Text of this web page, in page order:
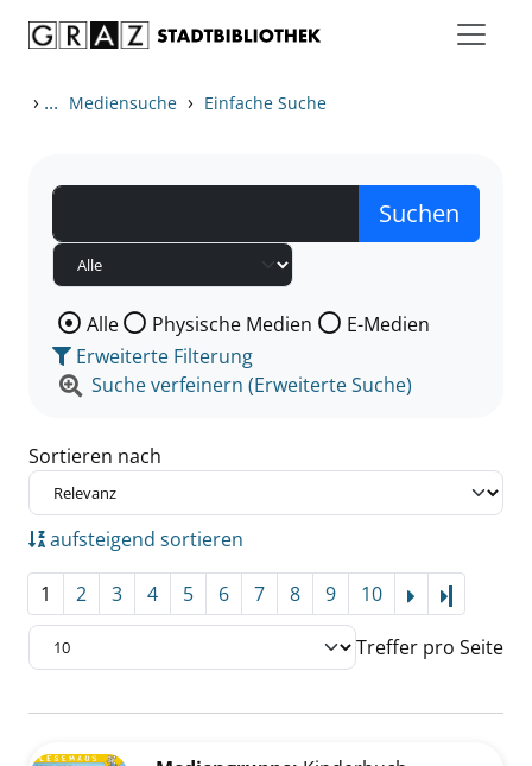
› ... Mediensuche › Einfache Suche
Wählen Sie die Medienart nach der Sie suchen wollen.
Alle Physische Medien
E-Medien
Erweiterte Filterung
Suche verfeinern (Erweiterte Suche)
Sortieren nach
aufsteigend sortieren
1 2 3 4 5 6 7 8 9 10
Treffer pro Seite
Zu den Suchfiltern springen